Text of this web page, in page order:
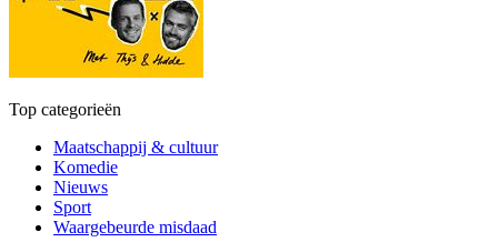
Top categorieën
Maatschappij & cultuur
Komedie
Nieuws
Sport
Waargebeurde misdaad